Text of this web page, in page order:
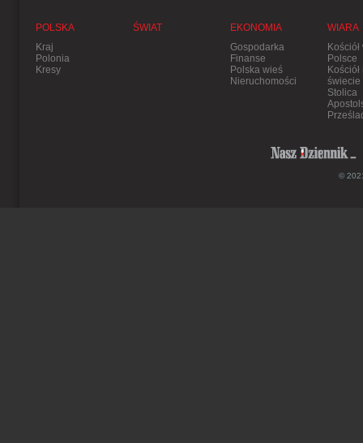
POLSKA
Kraj
Polonia
Kresy
ŚWIAT
EKONOMIA
Gospodarka
Finanse
Polska wieś
Nieruchomości
WIARA
Kościół
Polsce
Kościół
świecie
Stolica
©